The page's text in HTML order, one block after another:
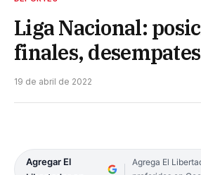
Liga Nacional:
finales,
19 de abril de 2022
Agregar El
Agrega El